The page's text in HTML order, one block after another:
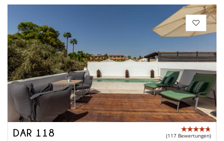
DAR 118 (117 Bewertungen)